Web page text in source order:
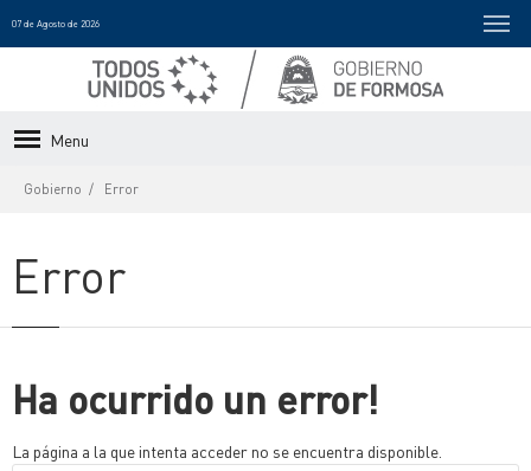
07 de Agosto de 2026
Menu
Gobierno Error
Error
Ha ocurrido un error!
La página a la que intenta acceder no se encuentra disponible.